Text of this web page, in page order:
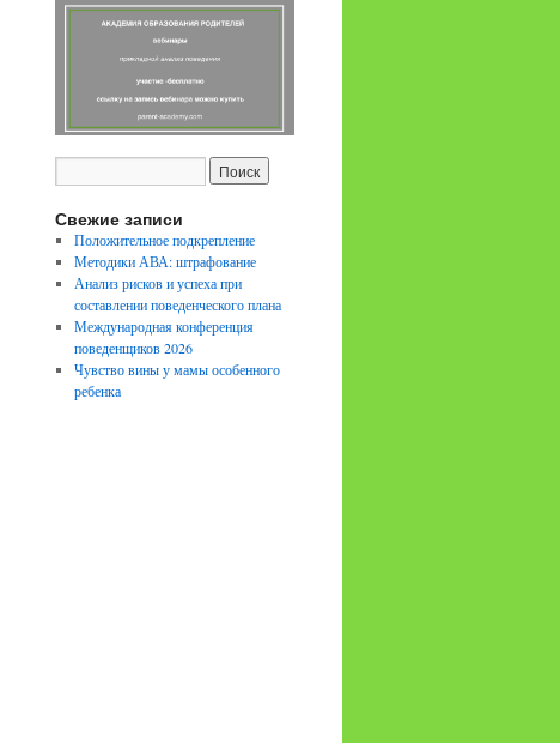
Свежие записи
Положительное подкрепление
Методики АВА: штрафование
Анализ рисков и успеха при
составлении поведенческого плана
Международная конференция
поведенщиков 2026
Чувство вины у мамы особенного
ребенка